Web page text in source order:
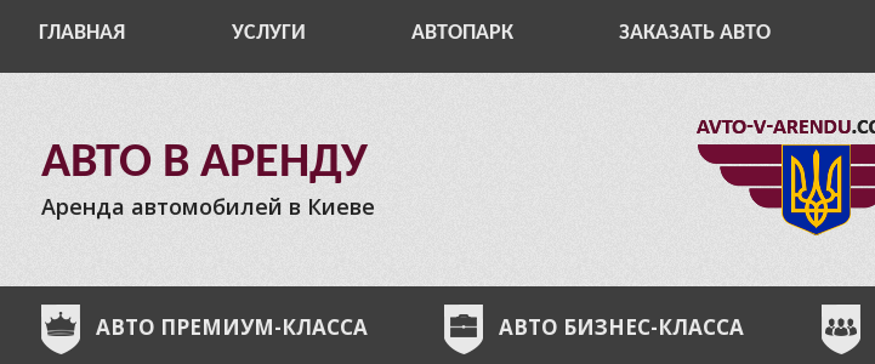
ГЛАВНАЯ УСЛУГИ АВТОПАРК ЗАКАЗАТЬ АВТО
АВТО В АРЕНДУ
Аренда автомобилей в Киеве
АВТО ПРЕМИУМ-КЛАССА АВТО БИЗНЕС-КЛАССА